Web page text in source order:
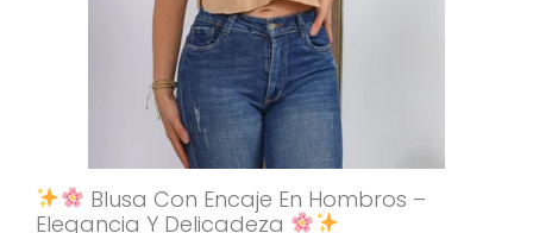
Blusa Con Encaje En Hombros –
Elegancia Y Delicadeza